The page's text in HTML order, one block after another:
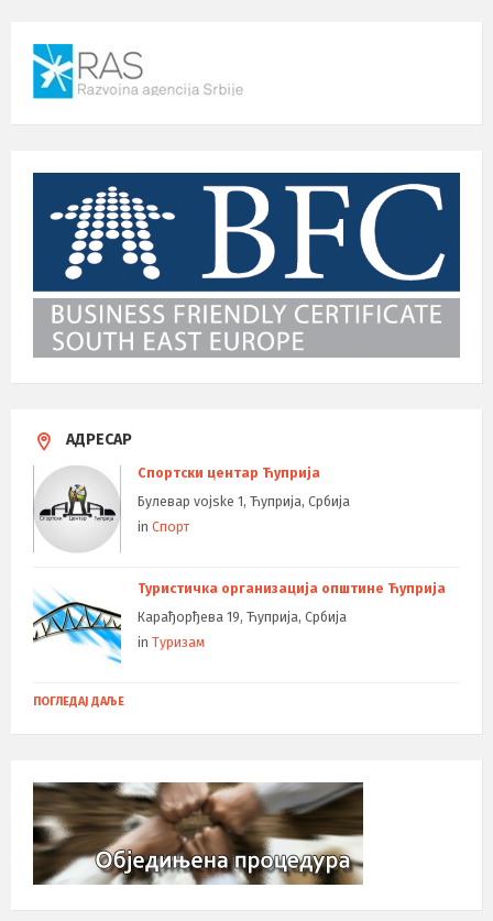
АДРЕСАР
Спортски центар Ћуприја
Булевар vojske 1, Ћуприја, Србија
in Спорт
Туристичка организација општине Ћуприја
Карађорђева 19, Ћуприја, Србија
in Туризам
ПОГЛЕДАЈ ДАЉЕ